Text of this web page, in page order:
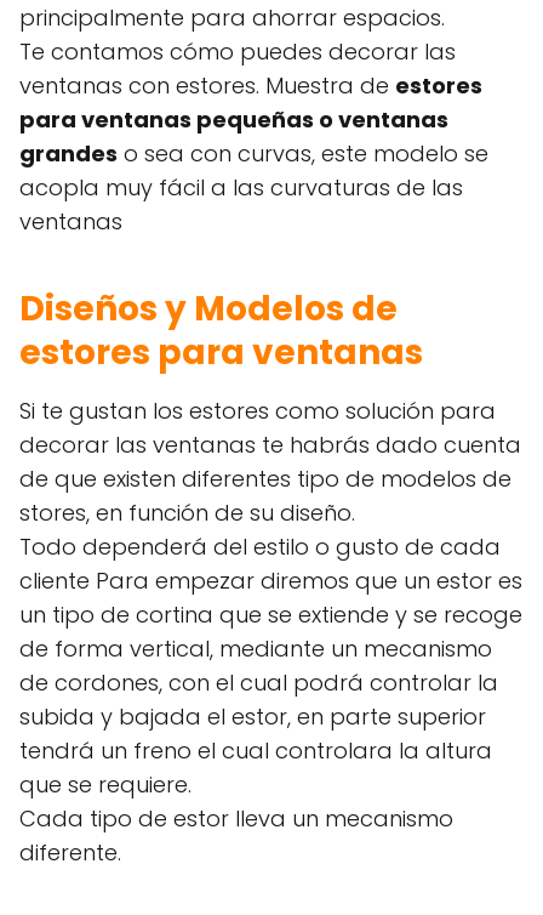
principalmente para ahorrar espacios.
Te contamos cómo puedes decorar las
ventanas con estores. Muestra de estores
para ventanas pequeñas o ventanas
grandes o sea con curvas, este modelo se
acopla muy fácil a las curvaturas de las
ventanas
Diseños y Modelos de
estores para ventanas
Si te gustan los estores como solución para
decorar las ventanas te habrás dado cuenta
de que existen diferentes tipo de modelos de
stores, en función de su diseño.
Todo dependerá del estilo o gusto de cada
cliente Para empezar diremos que un estor es
un tipo de cortina que se extiende y se recoge
de forma vertical, mediante un mecanismo
de cordones, con el cual podrá controlar la
subida y bajada el estor, en parte superior
tendrá un freno el cual controlara la altura
que se requiere.
Cada tipo de estor lleva un mecanismo
diferente.